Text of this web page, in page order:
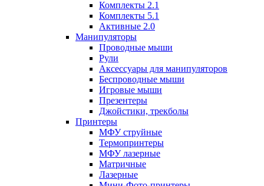
Комплекты 2.1
Комплекты 5.1
Активные 2.0
Манипуляторы
Проводные мыши
Рули
Аксессуары для манипуляторов
Беспроводные мыши
Игровые мыши
Презентеры
Джойстики, трекболы
Принтеры
МФУ струйные
Термопринтеры
МФУ лазерные
Матричные
Лазерные